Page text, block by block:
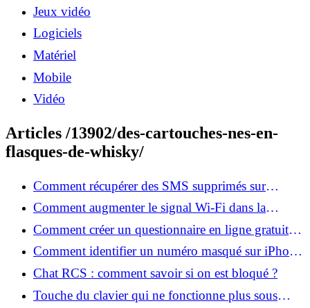
Jeux vidéo
Logiciels
Matériel
Mobile
Vidéo
Articles /13902/des-cartouches-nes-en-
flasques-de-whisky/
Comment récupérer des SMS supprimés sur
Android gratuitement ?
Comment augmenter le signal Wi-Fi dans la
maison efficacement ?
Comment créer un questionnaire en ligne gratuit
facilement ?
Comment identifier un numéro masqué sur iPhone
dans le respect de la vie privée ?
Chat RCS : comment savoir si on est bloqué ?
Touche du clavier qui ne fonctionne plus sous